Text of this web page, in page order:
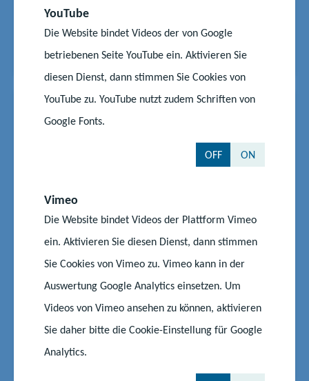
YouTube
Die Website bindet Videos der von Google
betriebenen Seite YouTube ein. Aktivieren Sie
diesen Dienst, dann stimmen Sie Cookies von
YouTube zu. YouTube nutzt zudem Schriften von
Google Fonts.
OFF ON
Vimeo
Die Website bindet Videos der Plattform Vimeo
ein. Aktivieren Sie diesen Dienst, dann stimmen
Sie Cookies von Vimeo zu. Vimeo kann in der
Auswertung Google Analytics einsetzen. Um
Videos von Vimeo ansehen zu können, aktivieren
Sie daher bitte die Cookie-Einstellung für Google
Analytics.
Kindergarten- und...
Aktuelles
Werde Wald-Heldin und Wald-Held - kreativer Einsatz für den Klimaschutz
News02.06.2025 | #Schüler #Wettbewerb
Mathematik-Olympiade: MV-
Asse bei Bundesrunde mit drei
Vorliebe für Zahlen erneut unter Beweis gestellt:
Zehn Mathe-Asse aus Mecklenburg-Vorpommern
haben bei der Bundesrunde der Mathematik-
besten Nachwuchsmathematiker und
Nachwuchsmathematikerinnen holten dabei am...
Aktuelles
Mathematik-Olympiade: MV-Asse bei Bundesrunde mit drei
Anerkennungen